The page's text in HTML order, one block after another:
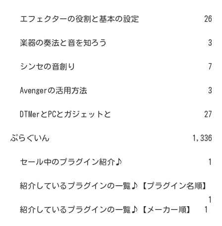
エフェクターの役割と基本の設定 26
楽器の奏法と音を知ろう 3
シンセの音創り 7
Avengerの活用方法 3
DTMerとPCとガジェットと 27
ぷらぐいん 1,336
セール中のプラグイン紹介♪ 1
紹介しているプラグインの一覧♪【プラグイン名順】
1
紹介しているプラグインの一覧♪【メーカー順】
1